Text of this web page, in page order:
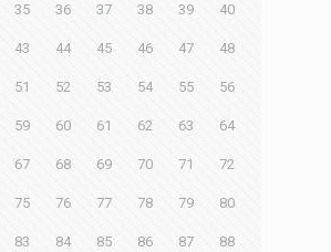
35 36 37 38 39 40
43 44 45 46 47 48
51 52 53 54 55 56
59 60 61 62 63 64
67 68 69 70 71 72
75 76 77 78 79 80
83 84 85 86 87 88